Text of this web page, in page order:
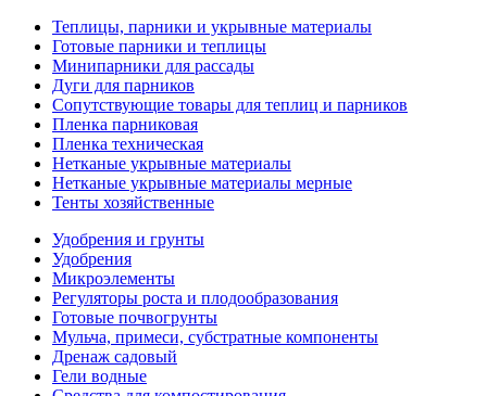
Теплицы, парники и укрывные материалы
Готовые парники и теплицы
Минипарники для рассады
Дуги для парников
Сопутствующие товары для теплиц и парников
Пленка парниковая
Пленка техническая
Нетканые укрывные материалы
Нетканые укрывные материалы мерные
Тенты хозяйственные
Удобрения и грунты
Удобрения
Микроэлементы
Регуляторы роста и плодообразования
Готовые почвогрунты
Мульча, примеси, субстратные компоненты
Дренаж садовый
Гели водные